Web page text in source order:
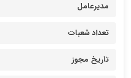
مدیرعامل
تعداد شعبات
تاریخ مجوز